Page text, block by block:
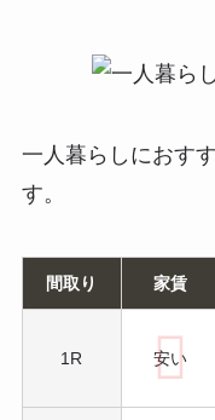
一人暮らしにおす
す。
間取り 家賃
1R 安い